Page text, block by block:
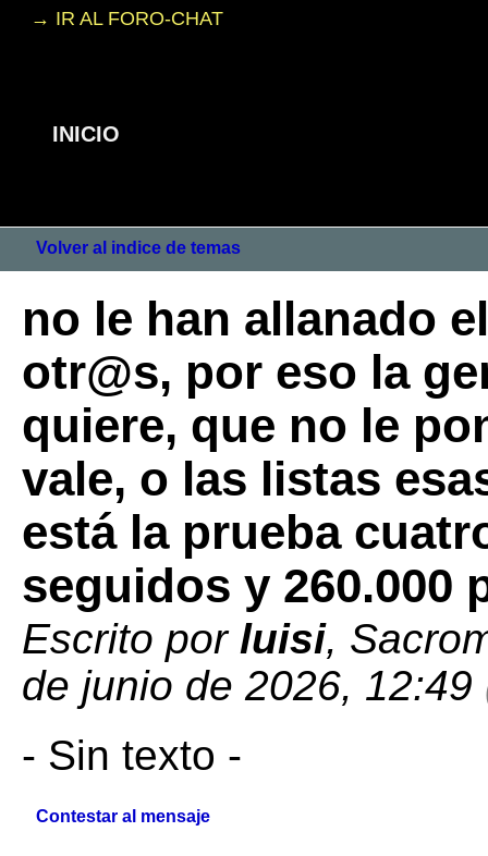
→ IR AL FORO-CHAT
INICIO
Volver al indice de temas
no le han allanado
otr@s, por eso la
quiere, que no le
vale, o las listas
está la prueba
seguidos y 260.000
Escrito por luisi,
de junio de 2026, 12:49
- Sin texto -
Contestar al mensaje